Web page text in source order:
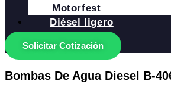
Motorfest
Diésel ligero
Solicitar Cotización
Bombas De Agua Diesel B-